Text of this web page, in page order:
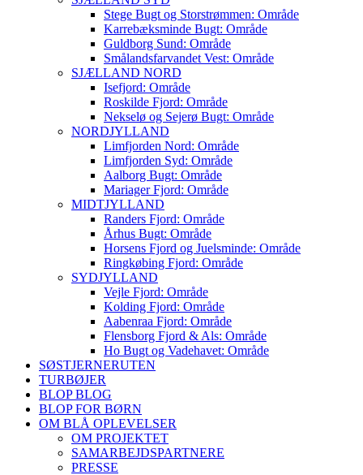
Stege Bugt og Storstrømmen: Område
Karrebæksminde Bugt: Område
Guldborg Sund: Område
Smålandsfarvandet Vest: Område
SJÆLLAND NORD
Isefjord: Område
Roskilde Fjord: Område
Nekselø og Sejerø Bugt: Område
NORDJYLLAND
Limfjorden Nord: Område
Limfjorden Syd: Område
Aalborg Bugt: Område
Mariager Fjord: Område
MIDTJYLLAND
Randers Fjord: Område
Århus Bugt: Område
Horsens Fjord og Juelsminde: Område
Ringkøbing Fjord: Område
SYDJYLLAND
Vejle Fjord: Område
Kolding Fjord: Område
Aabenraa Fjord: Område
Flensborg Fjord & Als: Område
Ho Bugt og Vadehavet: Område
SØSTJERNERUTEN
TURBØJER
BLOP BLOG
BLOP FOR BØRN
OM BLÅ OPLEVELSER
OM PROJEKTET
SAMARBEJDSPARTNERE
PRESSE